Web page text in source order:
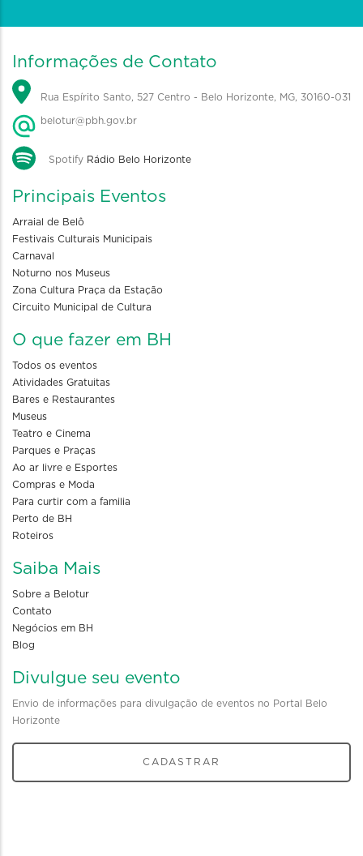
Informações de Contato
Rua Espírito Santo, 527 Centro - Belo Horizonte, MG, 30160-031
belotur@pbh.gov.br
Spotify Rádio Belo Horizonte
Principais Eventos
Arraial de Belô
Festivais Culturais Municipais
Carnaval
Noturno nos Museus
Zona Cultura Praça da Estação
Circuito Municipal de Cultura
O que fazer em BH
Todos os eventos
Atividades Gratuitas
Bares e Restaurantes
Museus
Teatro e Cinema
Parques e Praças
Ao ar livre e Esportes
Compras e Moda
Para curtir com a familia
Perto de BH
Roteiros
Saiba Mais
Sobre a Belotur
Contato
Negócios em BH
Blog
Divulgue seu evento
Envio de informações para divulgação de eventos no Portal Belo
Horizonte
CADASTRAR